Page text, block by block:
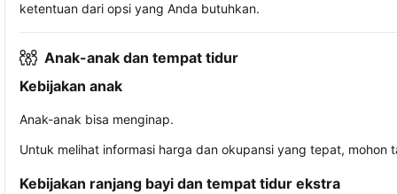
ketentuan dari opsi yang Anda butuhkan.
Anak-anak dan tempat tidur
Kebijakan anak
Anak-anak bisa menginap.
Untuk melihat informasi harga dan okupansi yang tepat,
Kebijakan ranjang bayi dan tempat tidur ekstra